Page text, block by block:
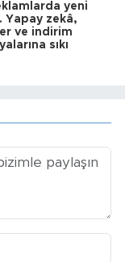
yeni
Yapay zekâ,
ve indirim
sıkı